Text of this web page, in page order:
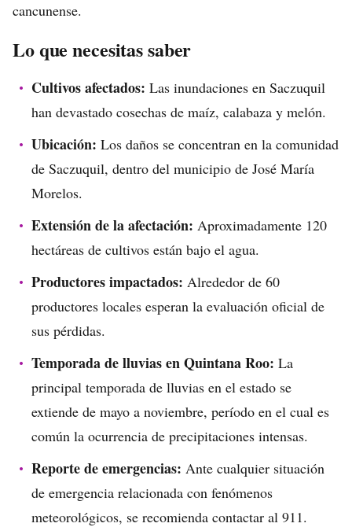
cancunense.
Lo que necesitas saber
Cultivos afectados: Las inundaciones en Saczuquil
han devastado cosechas de maíz, calabaza y melón.
Ubicación: Los daños se concentran en la comunidad
de Saczuquil, dentro del municipio de José María
Morelos.
Extensión de la afectación: Aproximadamente 120
hectáreas de cultivos están bajo el agua.
Productores impactados: Alrededor de 60
productores locales esperan la evaluación oficial de
sus pérdidas.
Temporada de lluvias en Quintana Roo: La
principal temporada de lluvias en el estado se
extiende de mayo a noviembre, período en el cual es
común la ocurrencia de precipitaciones intensas.
Reporte de emergencias: Ante cualquier situación
de emergencia relacionada con fenómenos
meteorológicos, se recomienda contactar al 911.